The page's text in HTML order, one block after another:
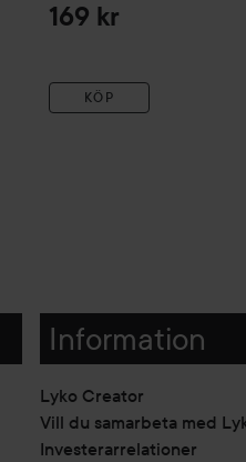
169 kr
KÖP
Information
Lyko Creator
Vill du samarbeta med
Investerarrelationer